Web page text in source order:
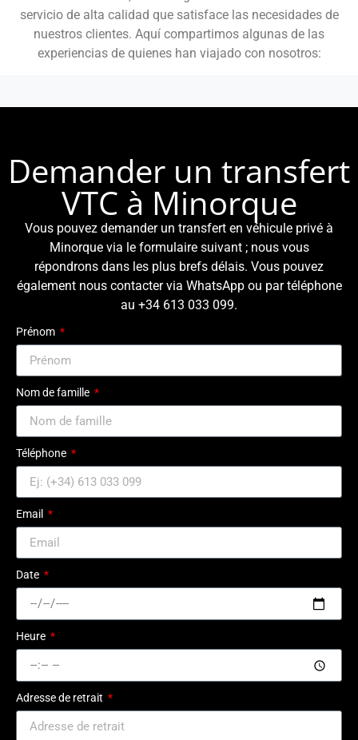
servicio de alta calidad que satisface las necesidades de
nuestros clientes. Aquí compartimos algunas de las
experiencias de quienes han viajado con nosotros:
Demander un transfert
VTC à Minorque
Vous pouvez demander un transfert en véhicule privé à
Minorque via le formulaire suivant ; nous vous
répondrons dans les plus brefs délais. Vous pouvez
également nous contacter via WhatsApp ou par téléphone
au +34 613 033 099.
Prénom
Nom de famille
Téléphone
Email
Date
Heure
Adresse de retrait